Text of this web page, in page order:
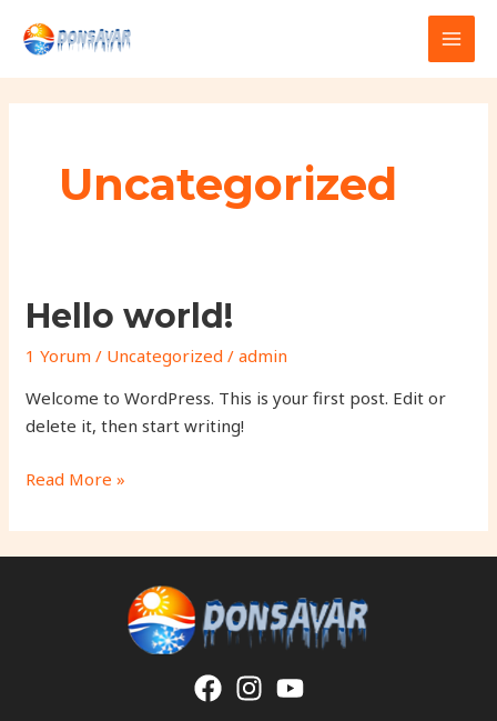
atla
Uncategorized
Hello world!
1 Yorum / Uncategorized /admin
Welcome to WordPress. This is your first post. Edit or
delete it, then start writing!
Hello
Read More »